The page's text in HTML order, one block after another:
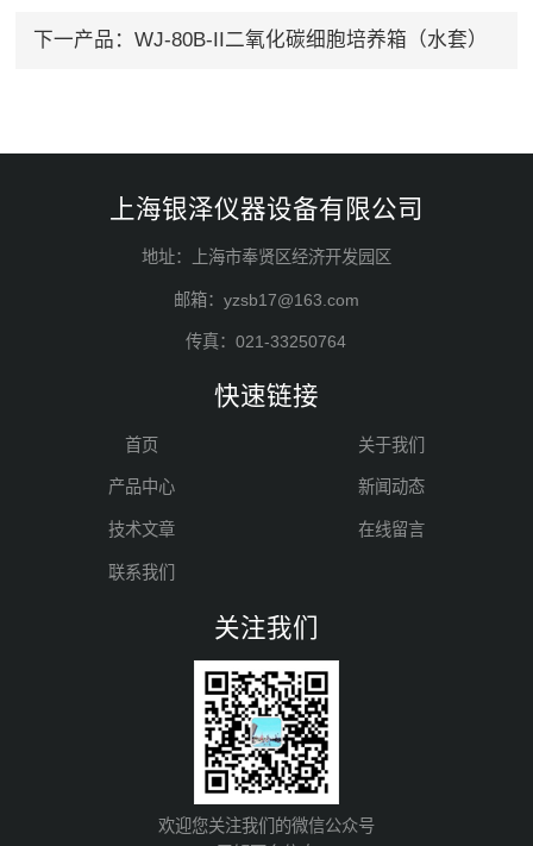
下一产品： WJ-80B-II二氧化碳细胞培养箱（水套）
上海银泽仪器设备有限公司
地址：上海市奉贤区经济开发园区
邮箱：yzsb17@163.com
传真：021-33250764
快速链接
首页 关于我们
产品中心 新闻动态
技术文章 在线留言
联系我们
关注我们
欢迎您关注我们的微信公众号